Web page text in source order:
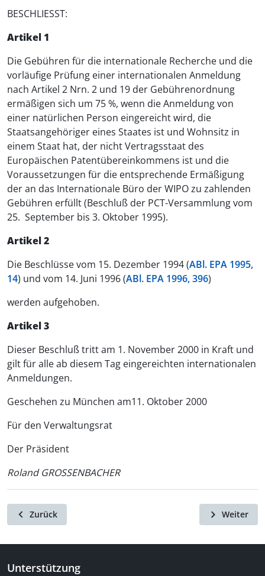
BESCHLIESST:
Artikel 1
Die Gebühren für die internationale Recherche und die
vorläufige Prüfung einer internationalen Anmeldung
nach Artikel 2 Nrn. 2 und 19 der Gebührenordnung
ermäßigen sich um 75 %, wenn die Anmeldung von
einer natürlichen Person eingereicht wird, die
Staatsangehöriger eines Staates ist und Wohnsitz in
einem Staat hat, der nicht Vertragsstaat des
Europäischen Patentübereinkommens ist und die
Voraussetzungen für die entsprechende Ermäßigung
der an das Internationale Büro der WIPO zu zahlenden
Gebühren erfüllt (Beschluß der PCT-Versammlung vom
25. September bis 3. Oktober 1995).
Artikel 2
Die Beschlüsse vom 15. Dezember 1994 (ABl. EPA 1995,
14) und vom 14. Juni 1996 (ABl. EPA 1996, 396)
werden aufgehoben.
Artikel 3
Dieser Beschluß tritt am 1. November 2000 in Kraft und
gilt für alle ab diesem Tag eingereichten internationalen
Anmeldungen.
Geschehen zu München am11. Oktober 2000
Für den Verwaltungsrat
Der Präsident
Roland GROSSENBACHER
Zurück Weiter
Unterstützung